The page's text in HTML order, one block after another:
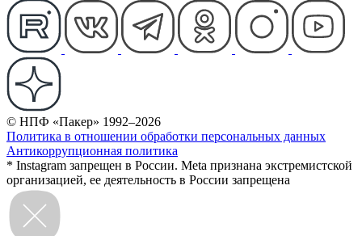
© НПФ «Пакер» 1992–2026
Политика в отношении обработки персональных данных
Антикоррупционная политика
* Instagram запрещен в России. Meta признана экстремистской
организацией, ее деятельность в России запрещена